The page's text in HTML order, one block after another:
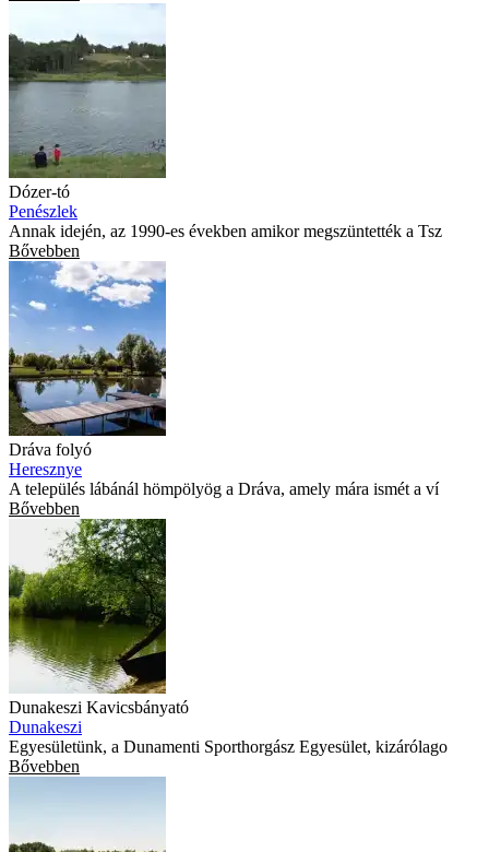
Dózer-tó
Penészlek
Annak idején, az 1990-es években amikor megszüntették a Tsz
Bővebben
Dráva folyó
Heresznye
A település lábánál hömpölyög a Dráva, amely mára ismét a ví
Bővebben
Dunakeszi Kavicsbányató
Dunakeszi
Egyesületünk, a Dunamenti Sporthorgász Egyesület, kizárólago
Bővebben